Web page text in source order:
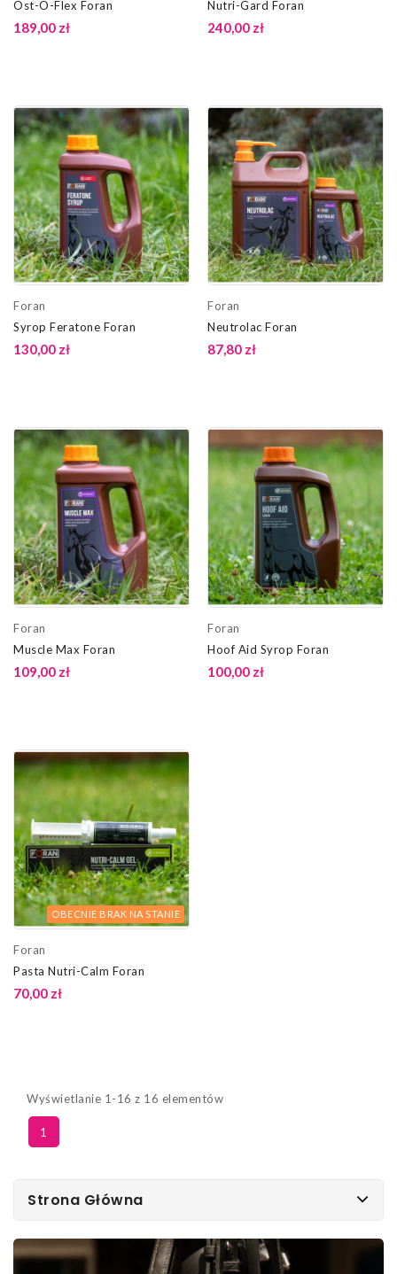
Ost-O-Flex Foran
189,00 zł
Nutri-Gard Foran
240,00 zł
Foran
Syrop Feratone Foran
130,00 zł
Foran
Neutrolac Foran
87,80 zł
Foran
Muscle Max Foran
109,00 zł
Foran
Hoof Aid Syrop Foran
100,00 zł
OBECNIE BRAK NA STANIE
Foran
Pasta Nutri-Calm Foran
70,00 zł
Wyświetlanie 1-16 z 16 elementów
1
Strona Główna